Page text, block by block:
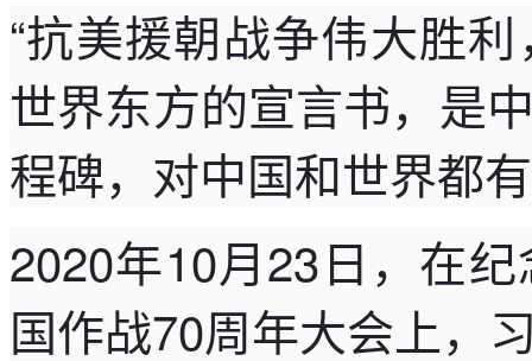
“抗美援朝战争伟大胜
世界东方的宣言书，是
程碑，对中国和世界都
2020年10月23日，在
国作战70周年大会上，